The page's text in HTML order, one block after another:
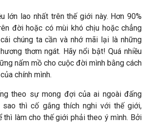
lớn lao nhất trên thế giới này. Hơn 90%
đời hoặc có mùi khó chịu hoặc chẳng
chúng ta cần và nhớ mãi lại là những
thơm ngát. Hãy nổi bật! Quá nhiều
nấm mồ cho cuộc đời mình bằng cách
chính mình.
theo sự mong đợi của ai ngoài đấng
thì cố gắng thích nghi với thế giới,
thì làm cho thế giới phải theo ý mình. Bởi